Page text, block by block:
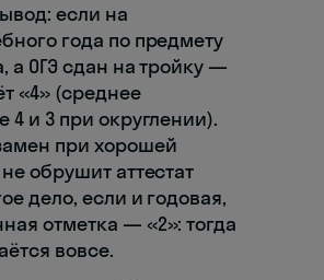
если на
года по предмету
а ОГЭ сдан на тройку —
«4» (среднее
4 и 3 при округлении).
при хорошей
обрушит аттестат
дело, если и годовая,
отметка — «2»: тогда
вовсе.